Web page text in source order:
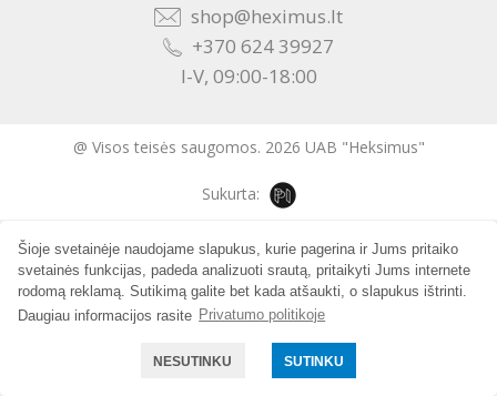
Šioje svetainėje naudojame slapukus, kurie pagerina ir Jums pritaiko
svetainės funkcijas, padeda analizuoti srautą, pritaikyti Jums internete
rodomą reklamą. Sutikimą galite bet kada atšaukti, o slapukus ištrinti.
Daugiau informacijos rasite Privatumo politikoje
NESUTINKU SUTINKU
shop@heximus.lt
+370 624 39927
I-V, 09:00-18:00
@ Visos teisės saugomos. 2026 UAB "Heksimus"
Sukurta: